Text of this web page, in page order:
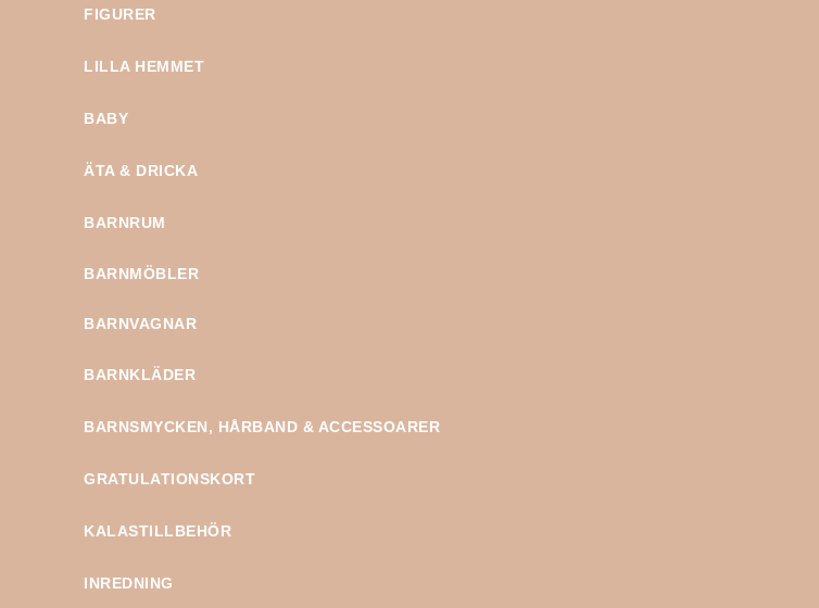
FIGURER
LILLA HEMMET
BABY
ÄTA & DRICKA
BARNRUM
BARNMÖBLER
BARNVAGNAR
BARNKLÄDER
BARNSMYCKEN, HÅRBAND & ACCESSOARER
GRATULATIONSKORT
KALASTILLBEHÖR
INREDNING